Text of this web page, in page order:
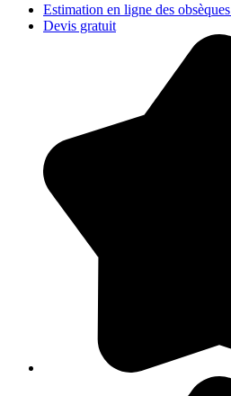
Estimation en ligne des obsèques
Devis gratuit